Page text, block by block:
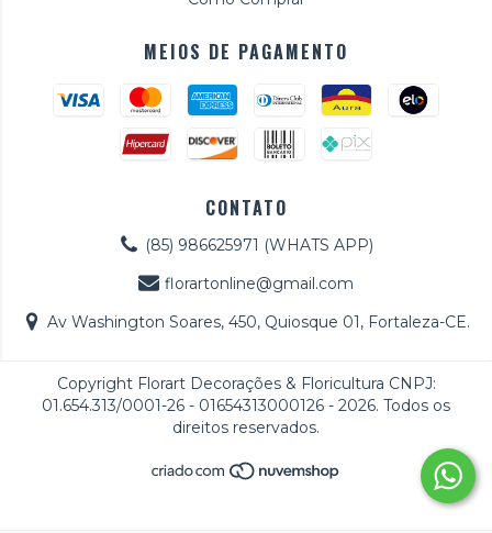
MEIOS DE PAGAMENTO
CONTATO
(85) 986625971 (WHATS APP)
florartonline@gmail.com
Av Washington Soares, 450, Quiosque 01, Fortaleza-CE.
Copyright Florart Decorações & Floricultura CNPJ:
01.654.313/0001-26 - 01654313000126 - 2026. Todos os
direitos reservados.